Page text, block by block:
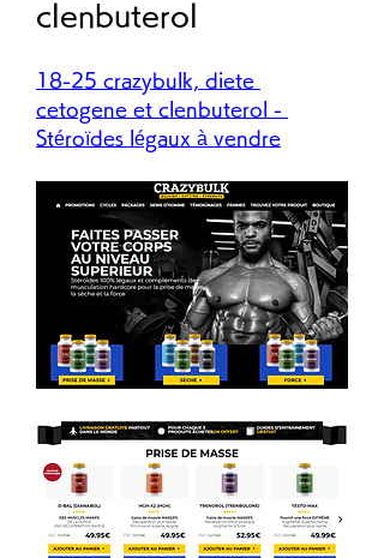
clenbuterol
18-25 crazybulk, diete
cetogene et clenbuterol -
Stéroïdes légaux à vendre